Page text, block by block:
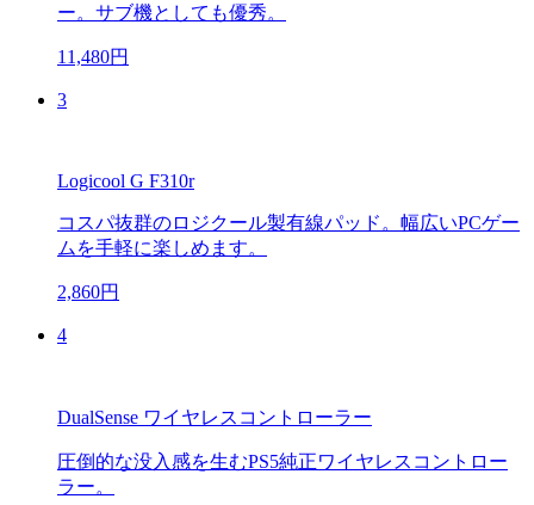
ー。サブ機としても優秀。
11,480円
3
Logicool G F310r
コスパ抜群のロジクール製有線パッド。幅広いPCゲー
ムを手軽に楽しめます。
2,860円
4
DualSense ワイヤレスコントローラー
圧倒的な没入感を生むPS5純正ワイヤレスコントロー
ラー。